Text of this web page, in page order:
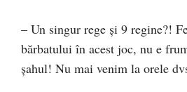
– Un singur rege și 9 regine?!
bărbatului în acest joc, nu e
șahul! Nu mai venim la orele